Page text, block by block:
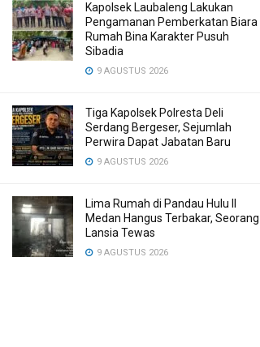
Kapolsek Laubaleng Lakukan
Pengamanan Pemberkatan Biara
Rumah Bina Karakter Pusuh
Sibadia
9 AGUSTUS 2026
Tiga Kapolsek Polresta Deli
Serdang Bergeser, Sejumlah
Perwira Dapat Jabatan Baru
9 AGUSTUS 2026
Lima Rumah di Pandau Hulu II
Medan Hangus Terbakar, Seorang
Lansia Tewas
9 AGUSTUS 2026